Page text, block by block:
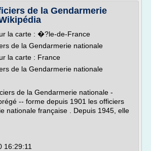
de la Gendarmerie
la carte : �?le-de-France
de la Gendarmerie nationale
la carte : France
de la Gendarmerie nationale
de la Gendarmerie nationale -
-- forme depuis 1901 les officiers
nationale française . Depuis 1945, elle
16:29:11